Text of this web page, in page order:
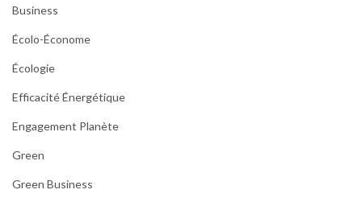
Business
Écolo-Économe
Écologie
Efficacité Énergétique
Engagement Planète
Green
Green Business